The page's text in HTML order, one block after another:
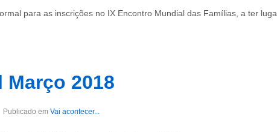
para as inscrições no IX Encontro Mundial das Famílias, a ter
Março 2018
Publicado em Vai acontecer...